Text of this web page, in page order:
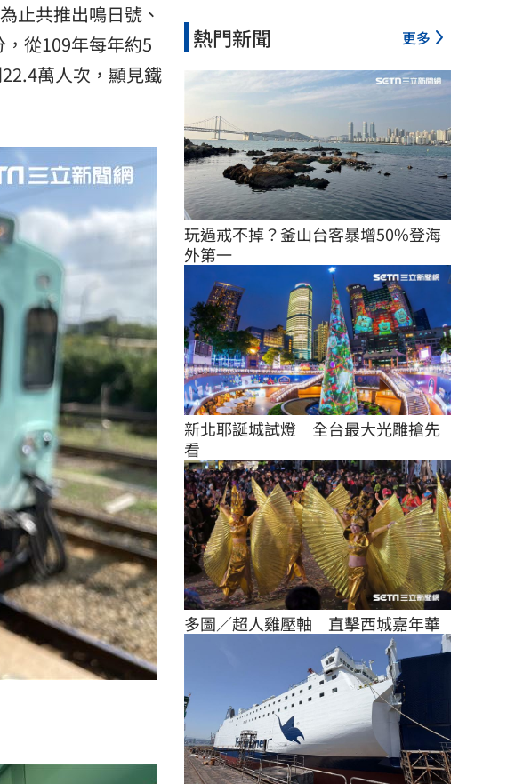
止共推出鳴日號、
從109年每年約5
萬人次，顯見鐵
熱門新聞 更多
玩過戒不掉？釜山台客暴增50%登海
外第一
新北耶誕城試燈　全台最大光雕搶先
看
多圖／超人雞壓軸　直擊西城嘉年華